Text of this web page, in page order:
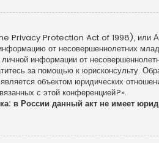
Privacy Protection Act of 1998), или
от несовершеннолетних
информации от
за помощью к юрисконсульту.
объектом юридических
с этой конференцией?».
в России данный акт не имеет